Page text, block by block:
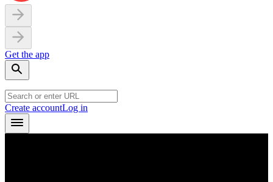
Get the app
Create accountLog in